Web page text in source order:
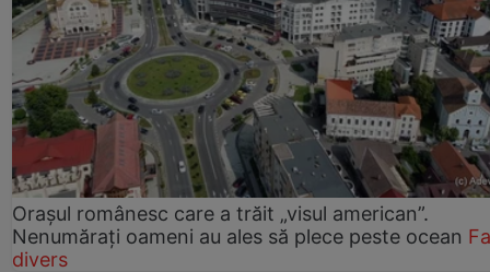
Orașul românesc care a trăit „visul american”.
Nenumărați oameni au ales să plece peste ocean
divers